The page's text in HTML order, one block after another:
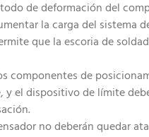
de deformación del
la carga del sistema
que la escoria de
componentes de
el dispositivo de límite
no deberán quedar